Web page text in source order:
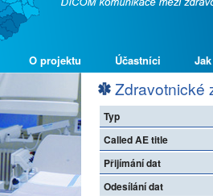
O projektu Účastníci
Zdravotnické
Typ
Called AE title
Přijímání dat
Odesílání dat